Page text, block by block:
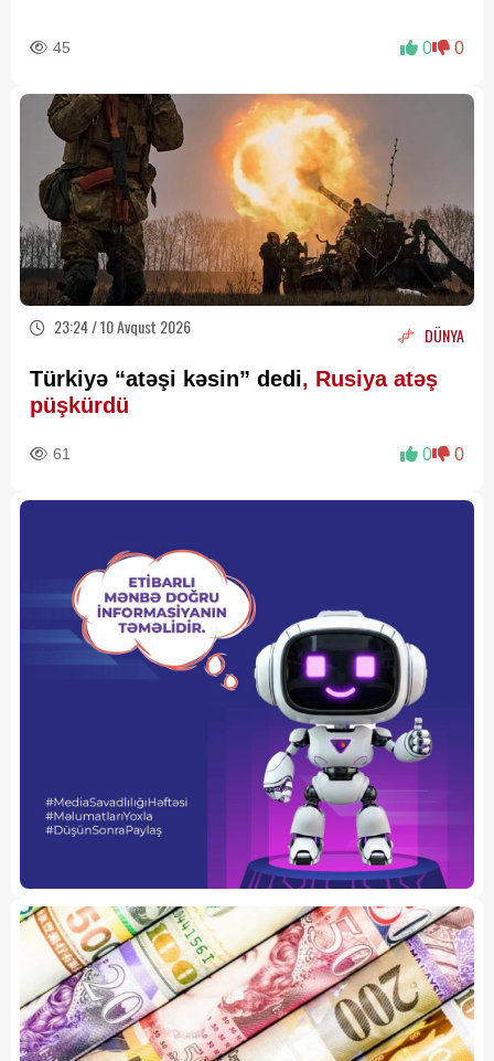
45 0 0
23:24 / 10 Avqust 2026 DÜNYA
Türkiyə “atəşi kəsin” dedi, Rusiya atəş
püşkürdü
61 0 0